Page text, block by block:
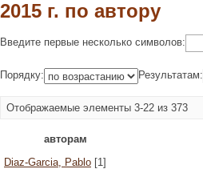
2015 г. по автору
Введите первые несколько символов:
Порядку: Результатам:
Отображаемые элементы 3-22 из 373
авторам
Diaz-Garcia, Pablo [1]